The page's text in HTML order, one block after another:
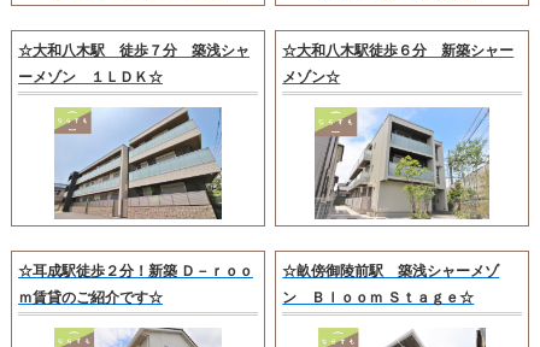
☆大和八木駅 徒歩７分 築浅シャ
ーメゾン １ＬＤＫ☆
☆大和八木駅徒歩６分 新築シャー
メゾン☆
☆耳成駅徒歩２分！新築 Ｄ－ｒｏｏ
ｍ賃貸のご紹介です☆
☆畝傍御陵前駅 築浅シャーメゾ
ン Ｂｌｏｏｍ Ｓｔａｇｅ☆